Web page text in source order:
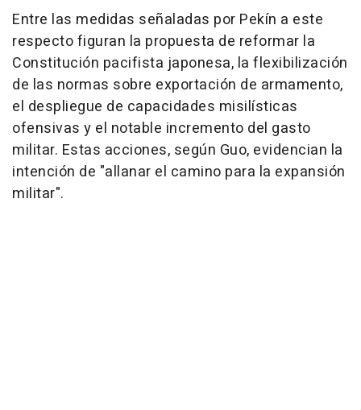
Entre las medidas señaladas por Pekín a este
respecto figuran la propuesta de reformar la
Constitución pacifista japonesa, la flexibilización
de las normas sobre exportación de armamento,
el despliegue de capacidades misilísticas
ofensivas y el notable incremento del gasto
militar. Estas acciones, según Guo, evidencian la
intención de "allanar el camino para la expansión
militar".